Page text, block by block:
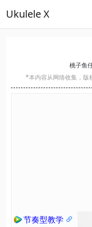
Ukulele X
桃子鱼
*本内容从网络收集，版
节奏型教学